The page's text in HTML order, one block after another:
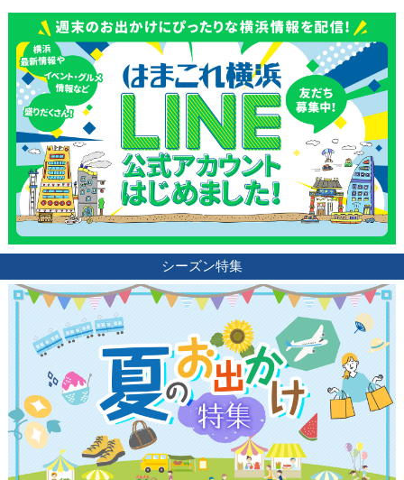
シーズン特集
観光ガイド
ブログ記事
サイトについて